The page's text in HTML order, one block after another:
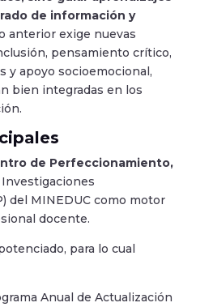
de información y
anterior exige nuevas
pensamiento crítico,
y apoyo socioemocional,
bien integradas en los
de Perfeccionamiento,
del MINEDUC como motor
docente.
para lo cual
Anual de Actualización